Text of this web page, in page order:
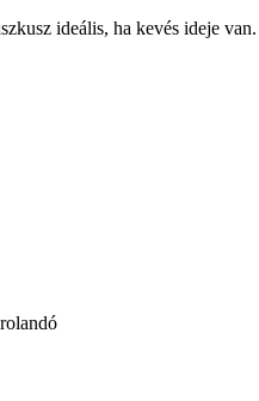
ideális, ha kevés ideje